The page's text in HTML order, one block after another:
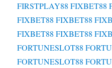
FIRSTPLAY88 FIXBET88
FIXBET88 FIXBET88
FIXBET88 FIXBET88
FORTUNESLOT88
FORTUNESLOT88